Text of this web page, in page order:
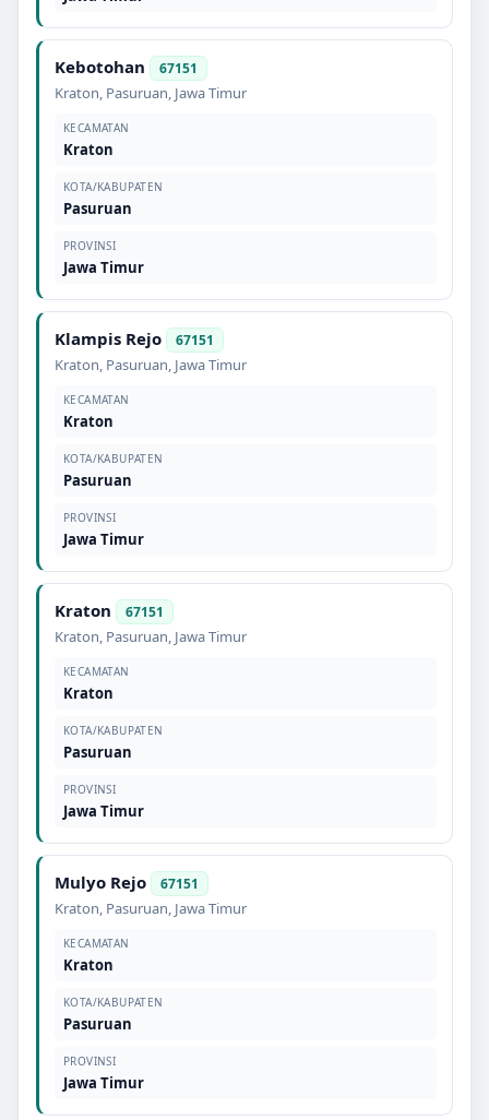
Kebotohan 67151
Kraton, Pasuruan, Jawa Timur
KECAMATAN
Kraton
KOTA/KABUPATEN
Pasuruan
PROVINSI
Jawa Timur
Klampis Rejo 67151
Kraton, Pasuruan, Jawa Timur
KECAMATAN
Kraton
KOTA/KABUPATEN
Pasuruan
PROVINSI
Jawa Timur
Kraton 67151
Kraton, Pasuruan, Jawa Timur
KECAMATAN
Kraton
KOTA/KABUPATEN
Pasuruan
PROVINSI
Jawa Timur
Mulyo Rejo 67151
Kraton, Pasuruan, Jawa Timur
KECAMATAN
Kraton
KOTA/KABUPATEN
Pasuruan
PROVINSI
Jawa Timur